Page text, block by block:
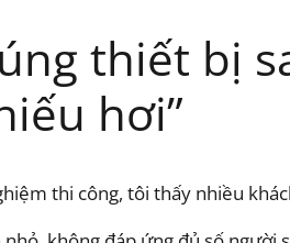
thiết bị
hơi”
thi công, tôi thấy nhiều